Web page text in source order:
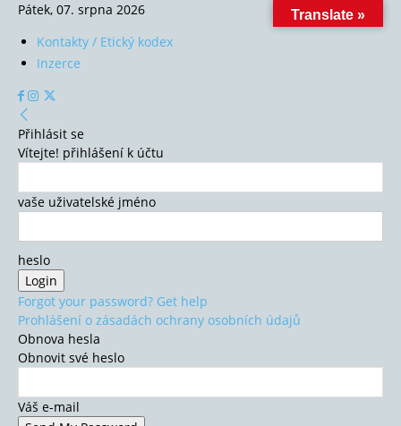
Pátek, 07. srpna 2026
Kontakty / Etický kodex
Inzerce
Přihlásit se
Vítejte! přihlášení k účtu
vaše uživatelské jméno
heslo
Forgot your password? Get help
Prohlášení o zásadách ochrany osobních údajů
Obnova hesla
Obnovit své heslo
Váš e-mail
Translate »